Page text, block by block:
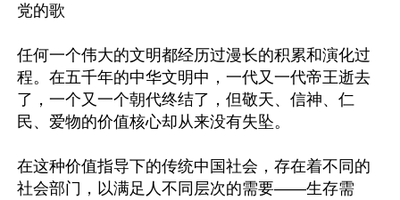
党的歌
任何一个伟大的文明都经历过漫长的积累和演化过
程。在五千年的中华文明中，一代又一代帝王逝去
了，一个又一个朝代终结了，但敬天、信神、仁
民、爱物的价值核心却从来没有失坠。
在这种价值指导下的传统中国社会，存在着不同的
社会部门，以满足人不同层次的需要——生存需